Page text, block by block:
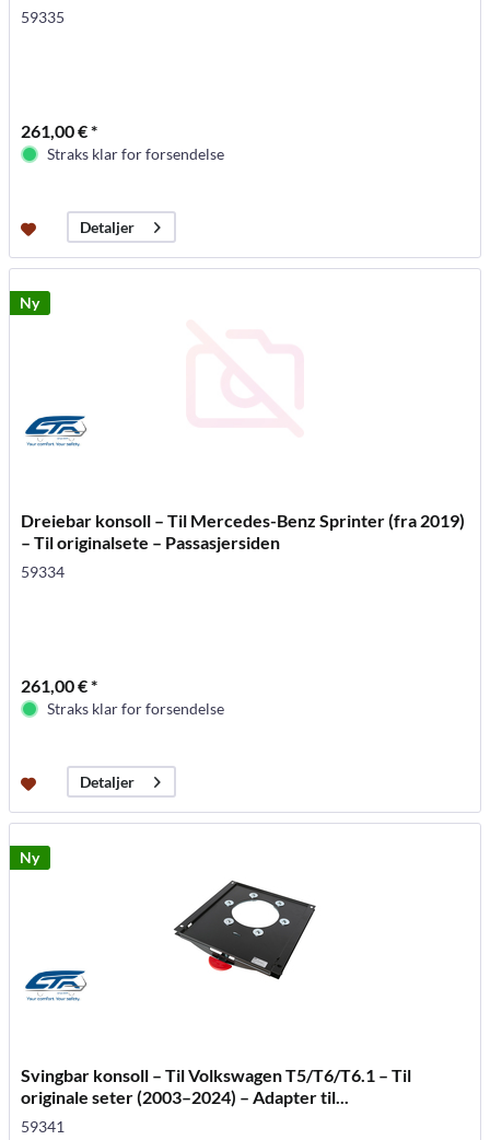
59335
261,00 € *
Straks klar for forsendelse
Detaljer
Ny
Dreiebar konsoll – Til Mercedes-Benz Sprinter (fra 2019)
– Til originalsete – Passasjersiden
59334
261,00 € *
Straks klar for forsendelse
Detaljer
Ny
Svingbar konsoll – Til Volkswagen T5/T6/T6.1 – Til
originale seter (2003–2024) – Adapter til...
59341